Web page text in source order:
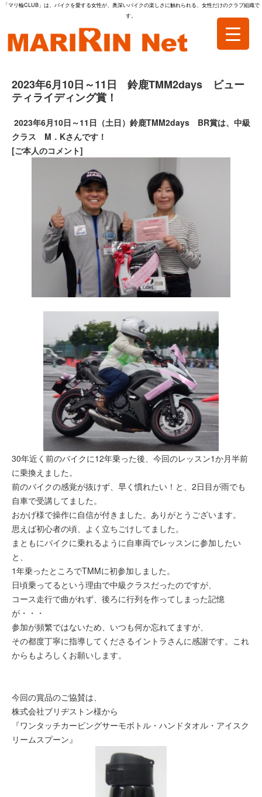
「マリ輪CLUB」は、バイクを愛する女性が、奥深いバイクの楽しさに触れられる、女性だけのクラブ組織で
す。
2023年6月10日～11日 鈴鹿TMM2days ビュー
ティライディング賞！
2023年6月10日～11日（土日）鈴鹿TMM2days BR賞は、中級
クラス M．Kさんです！
[ご本人のコメント]
30年近く前のバイクに12年乗った後、今回のレッスン1か月半前
に乗換えました。
前のバイクの感覚が抜けず、早く慣れたい！ と、2日目が雨でも
自車で受講してました。
おかげ様で操作に自信が付きました。ありがとうございます。
思えば初心者の頃、よく立ちごけしてました。
まともにバイクに乗れるように自車両でレッスンに参加したい
と、
1年乗ったところでTMMに初参加しました。
日頃乗ってるという理由で中級クラスだったのですが、
コース走行で曲がれず、後ろに行列を作ってしまった記憶
が・・・
参加が頻繁ではないため、いつも何か忘れてますが、
その都度丁寧に指導してくださるイントラさんに感謝です。これ
からもよろしくお願いします。
今回の賞品のご協賛は、
株式会社ブリヂストン様から
『ワンタッチカービングサーモボトル・ハンドタオル・アイスク
リームスプーン』